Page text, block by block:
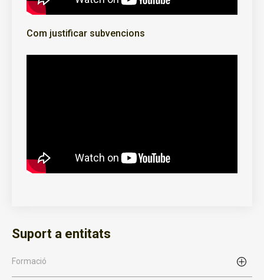
Suport a entitats
Formació
Com justificar subvencions